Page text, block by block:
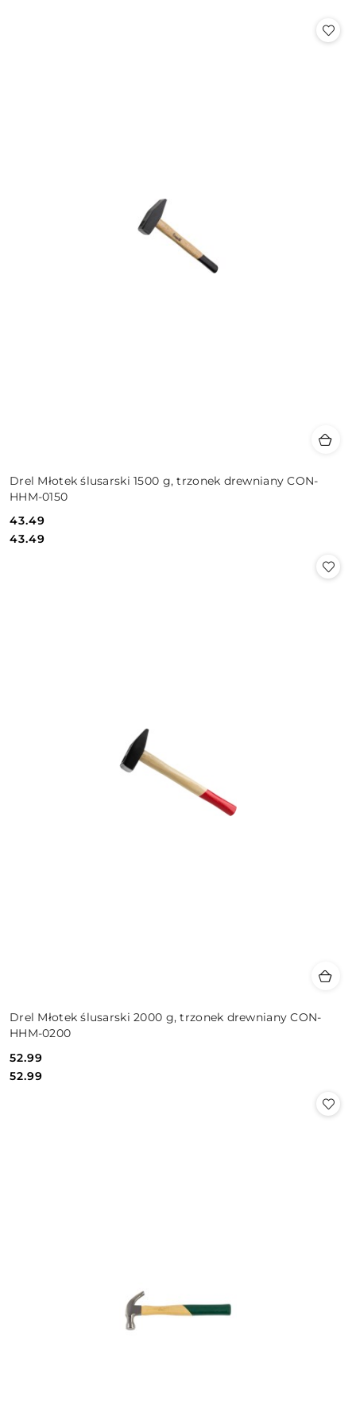
Drel Młotek ślusarski 1500 g, trzonek drewniany CON-
HHM-0150
Cena:
43.49
Cena:
43.49
Drel Młotek ślusarski 2000 g, trzonek drewniany CON-
HHM-0200
Cena:
52.99
Cena:
52.99